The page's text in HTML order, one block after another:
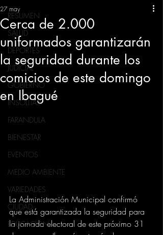
RESUMEN
SALUD
DEPORTES
JUDICIAL
GOBIERNO
INSÓLITAS
FARANDULA
BIENESTAR
EVENTOS
MEDIO AMBIENTE
VARIEDADES
CIUDAD
EDUCACION
Cerca de 2.000
uniformados garantizarán
la seguridad durante los
comicios de este domingo
en Ibagué
27 may
La Administración Municipal confirmó
que está garantizada la seguridad para
la jornada electoral de este próximo 31